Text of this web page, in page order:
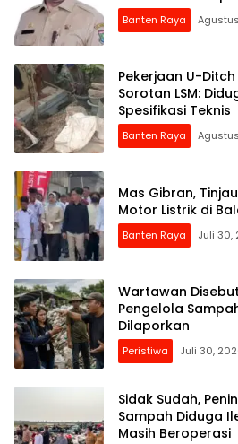
Banten Raya
Pekerjaan U-
Sorotan LSM:
Spesifikasi Teknis
Banten Raya
Mas Gibran,
Motor Listrik di
Banten Raya Juli 30,
Wartawan
Pengelola
Dilaporkan
Peristiwa Juli 30,
Sidak Sudah,
Sampah Diduga
Masih Beroperasi